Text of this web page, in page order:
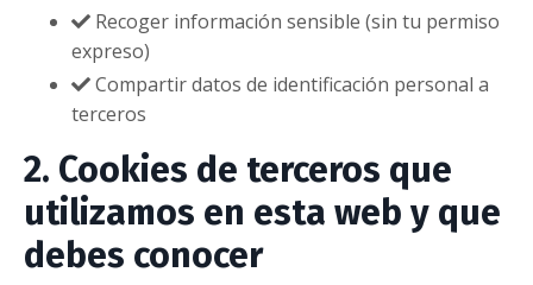
​Recoger información sensible (sin tu permiso
expreso)
​Compartir datos de identificación personal a
terceros
2. Cookies de terceros que
utilizamos en esta web y que
debes conocer